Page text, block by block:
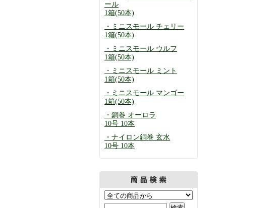
ール
1箱(50本)
・ミニスモール チェリー
1箱(50本)
・ミニスモール ウルフ
1箱(50本)
・ミニスモール ミント
1箱(50本)
・ミニスモール マンゴー
1箱(50本)
・銅巻 オーロラ
10号 10本
・ナイロン銅巻 玄水
10号 10本